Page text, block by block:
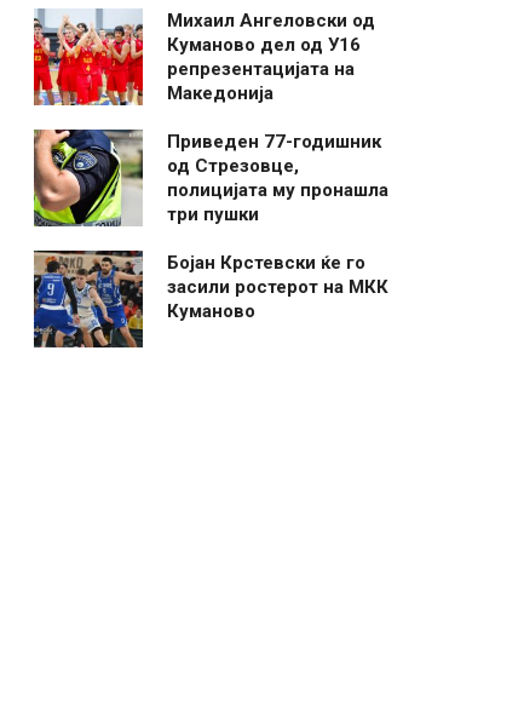
Михаил Ангеловски од
Куманово дел од У16
репрезентацијата на
Македонија
Приведен 77-годишник
од Стрезовце,
полицијата му пронашла
три пушки
Бојан Крстевски ќе го
засили ростерот на МКК
Куманово